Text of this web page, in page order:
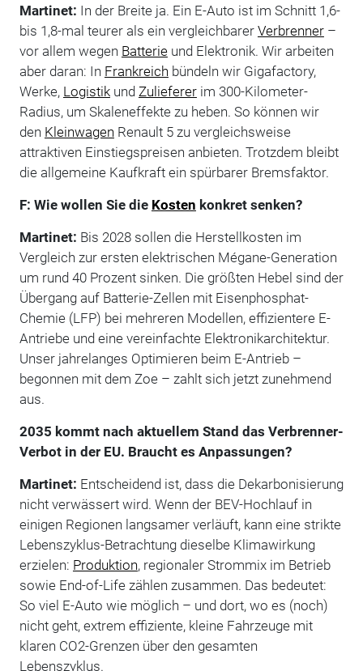
Martinet: In der Breite ja. Ein E-Auto ist im Schnitt 1,6-
bis 1,8-mal teurer als ein vergleichbarer Verbrenner–
vor allem wegen Batterieund Elektronik. Wir arbeiten
aber daran: In Frankreich bündeln wir Gigafactory,
Werke, Logistikund Zuliefererim 300-Kilometer-
Radius, um Skaleneffekte zu heben. So können wir
den Kleinwagen Renault 5 zu vergleichsweise
attraktiven Einstiegspreisen anbieten. Trotzdem bleibt
die allgemeine Kaufkraft ein spürbarer Bremsfaktor.
F: Wie wollen Sie die Kosten konkret senken?
Martinet: Bis 2028 sollen die Herstellkosten im
Vergleich zur ersten elektrischen Mégane-Generation
um rund 40 Prozent sinken. Die größten Hebel sind der
Übergang auf Batterie-Zellen mit Eisenphosphat-
Chemie (LFP) bei mehreren Modellen, effizientere E-
Antriebe und eine vereinfachte Elektronikarchitektur.
Unser jahrelanges Optimieren beim E-Antrieb –
begonnen mit dem Zoe – zahlt sich jetzt zunehmend
aus.
2035 kommt nach aktuellem Stand das Verbrenner-
Verbot in der EU. Braucht es Anpassungen?
Martinet: Entscheidend ist, dass die Dekarbonisierung
nicht verwässert wird. Wenn der BEV-Hochlauf in
einigen Regionen langsamer verläuft, kann eine strikte
Lebenszyklus-Betrachtung dieselbe Klimawirkung
erzielen: Produktion, regionaler Strommix im Betrieb
sowie End-of-Life zählen zusammen. Das bedeutet:
So viel E-Auto wie möglich – und dort, wo es (noch)
nicht geht, extrem effiziente, kleine Fahrzeuge mit
klaren CO2-Grenzen über den gesamten
Lebenszyklus.